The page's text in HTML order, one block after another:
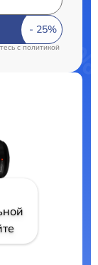
c политикой